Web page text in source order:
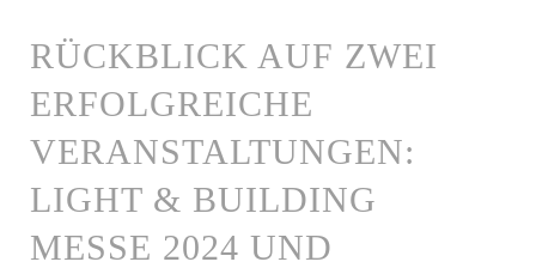
RÜCKBLICK AUF ZWEI
ERFOLGREICHE
VERANSTALTUNGEN:
LIGHT & BUILDING
MESSE 2024 UND